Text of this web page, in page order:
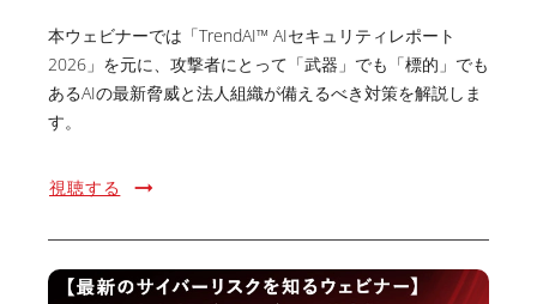
本ウェビナーでは「TrendAI™ AIセキュリティレポート
2026」を元に、攻撃者にとって「武器」でも「標的」でも
あるAIの最新脅威と法人組織が備えるべき対策を解説しま
す。
視聴する